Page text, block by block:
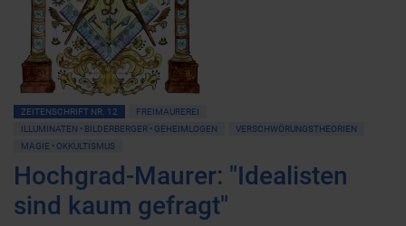
ZEITENSCHRIFT NR. 12
FREIMAUREREI
ILLUMINATEN • BILDERBERGER • GEHEIMLOGEN
VERSCHWÖRUNGSTHEORIEN
MAGIE • OKKULTISMUS
Hochgrad-Maurer: "Idealisten
sind kaum gefragt"